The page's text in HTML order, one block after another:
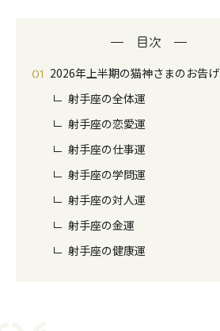
目次
2026年上半期の猫神さまのお告げ
射手座の全体運
射手座の恋愛運
射手座の仕事運
射手座の学問運
射手座の対人運
射手座の金運
射手座の健康運